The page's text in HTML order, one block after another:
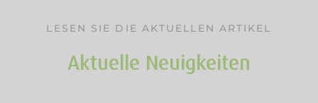
LESEN SIE DIE AKTUELLEN ARTIKEL
Aktuelle Neuigkeiten